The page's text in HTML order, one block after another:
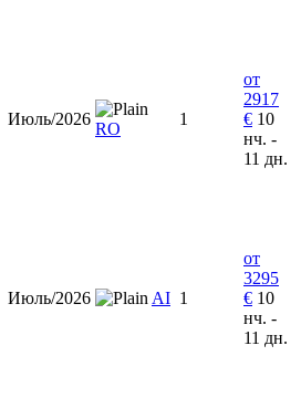
Июль/2026
RO
1
от
2917
€ 10
нч. -
11 дн.
Июль/2026 AI 1
от
3295
€ 10
нч. -
11 дн.